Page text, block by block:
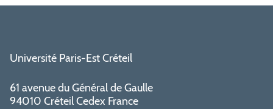
Université Paris-Est Créteil
61 avenue du Général de Gaulle
94010 Créteil Cedex France